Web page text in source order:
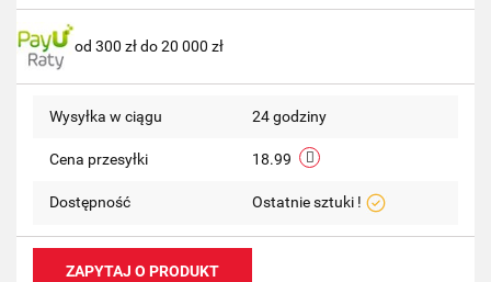
Do
od 300 zł do 20 000 zł
Wysyłka w ciągu 24 godziny
Cena przesyłki 18.99
Dostępność Ostatnie sztuki !
ZAPYTAJ O PRODUKT